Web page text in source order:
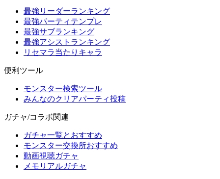
最強リーダーランキング
最強パーティテンプレ
最強サブランキング
最強アシストランキング
リセマラ当たりキャラ
便利ツール
モンスター検索ツール
みんなのクリアパーティ投稿
ガチャ/コラボ関連
ガチャ一覧とおすすめ
モンスター交換所おすすめ
動画視聴ガチャ
メモリアルガチャ